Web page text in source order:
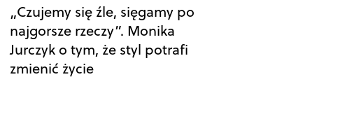
„Czujemy się źle, sięgamy po
najgorsze rzeczy”. Monika
Jurczyk o tym, że styl potrafi
zmienić życie